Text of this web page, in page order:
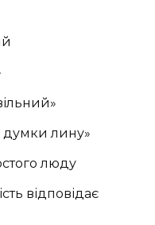
думки лину»
люду
відповідає